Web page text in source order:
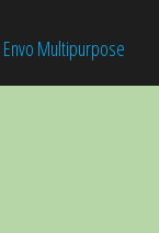
Envo Multipurpose